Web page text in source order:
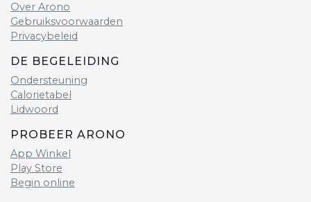
Over Arono
Gebruiksvoorwaarden
Privacybeleid
DE BEGELEIDING
Ondersteuning
Calorietabel
Lidwoord
PROBEER ARONO
App Winkel
Play Store
Begin online